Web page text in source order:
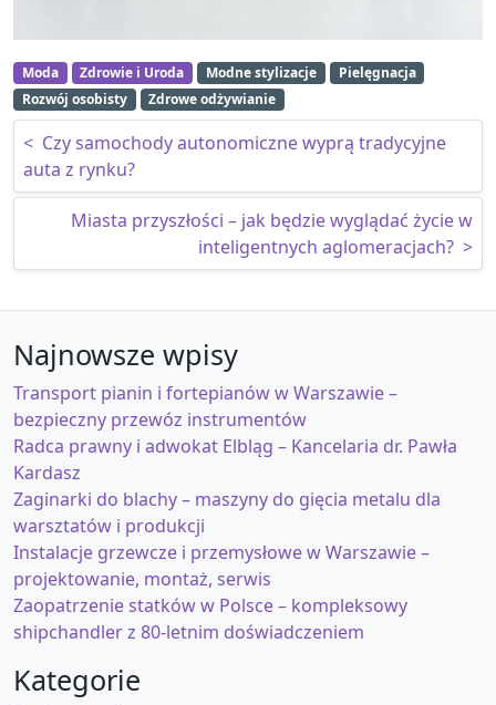
Moda Zdrowie i Uroda Modne stylizacje
Pielęgnacja
Rozwój osobisty
Zdrowe odżywianie
Nawigacja wpisu
< Czy samochody autonomiczne wyprą tradycyjne
auta z rynku?
Miasta przyszłości – jak będzie wyglądać życie w
inteligentnych aglomeracjach? >
Najnowsze wpisy
Transport pianin i fortepianów w Warszawie –
bezpieczny przewóz instrumentów
Radca prawny i adwokat Elbląg – Kancelaria dr. Pawła
Kardasz
Zaginarki do blachy – maszyny do gięcia metalu dla
warsztatów i produkcji
Instalacje grzewcze i przemysłowe w Warszawie –
projektowanie, montaż, serwis
Zaopatrzenie statków w Polsce – kompleksowy
shipchandler z 80-letnim doświadczeniem
Kategorie